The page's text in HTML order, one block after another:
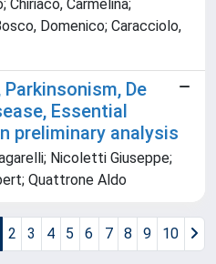
Chiriaco, Carmelina;
Domenico; Caracciolo,
De
Essential
preliminary analysis
Nicoletti Giuseppe;
Quattrone Aldo
2 3 4 5 6 7 8 9 10